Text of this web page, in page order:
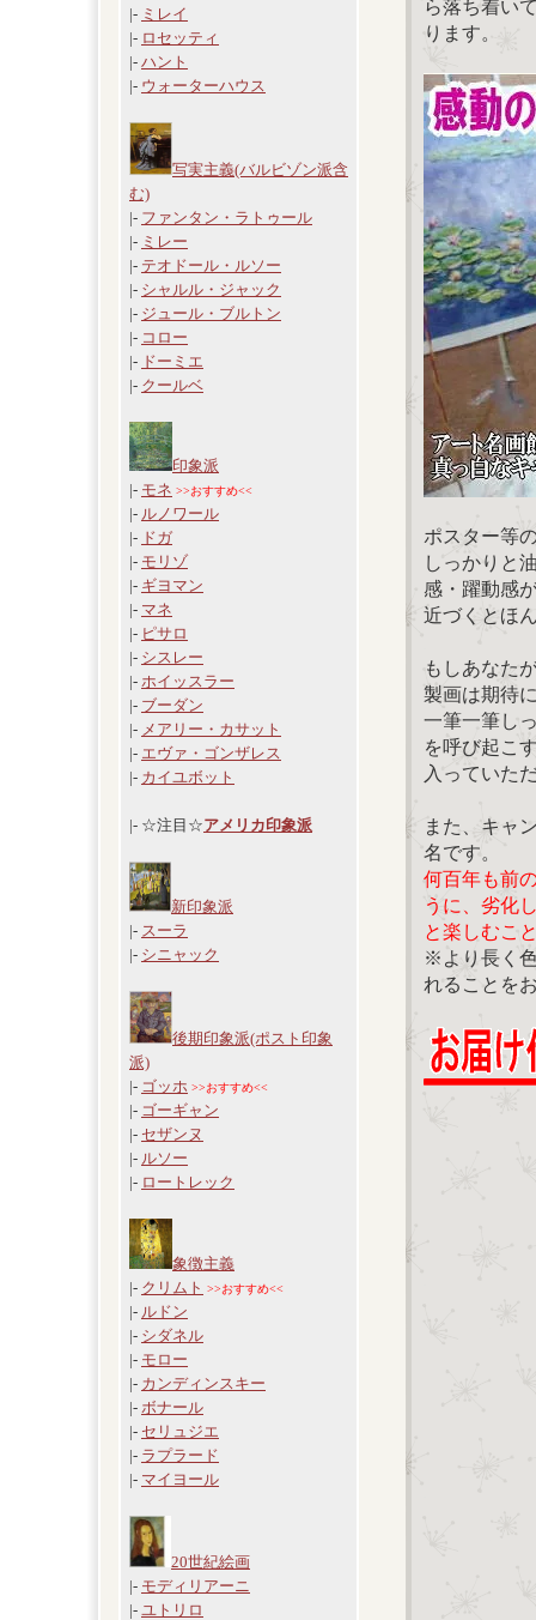
|- ミレイ
|- ロセッティ
|- ハント
|- ウォーターハウス
写実主義(バルビゾン派含
む)
|- ファンタン・ラトゥール
|- ミレー
|- テオドール・ルソー
|- シャルル・ジャック
|- ジュール・ブルトン
|- コロー
|- ドーミエ
|- クールベ
印象派
|- モネ >>おすすめ<<
|- ルノワール
|- ドガ
|- モリゾ
|- ギヨマン
|- マネ
|- ピサロ
|- シスレー
|- ホイッスラー
|- ブーダン
|- メアリー・カサット
|- エヴァ・ゴンザレス
|- カイユボット
|- ☆注目☆アメリカ印象派
新印象派
|- スーラ
|- シニャック
後期印象派(ポスト印象
派)
|- ゴッホ >>おすすめ<<
|- ゴーギャン
|- セザンヌ
|- ルソー
|- ロートレック
象徴主義
|- クリムト >>おすすめ<<
|- ルドン
|- シダネル
|- モロー
|- カンディンスキー
|- ボナール
|- セリュジエ
|- ラプラード
|- マイヨール
20世紀絵画
|- モディリアーニ
|- ユトリロ
ら落ち着い
ります。
ポスター等
しっかりと
感・躍動感
近づくとほ
もしあなた
製画は期待
一筆一筆し
を呼び起こ
入っていた
また、キャ
名です。
何百年も前
うに、劣化
と楽しむこ
※より長く
れることを